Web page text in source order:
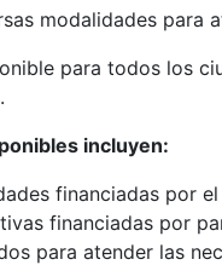
modalidades para
para todos los
incluyen:
financiadas por
financiadas por
para atender las